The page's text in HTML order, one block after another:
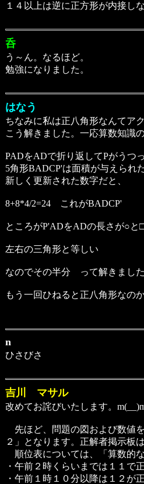
１４以上は逆に正方形が内接し
呑
う～ん。なるほど。
勉強になりました。
はなう
ちなみに私は正八角形なんてア
こう解きました。一応算数知識
PADをADで折り返してPがうつ
5角形BADCP'は面積が与えられ
新しく更新された数字だと、
8+8*4/2=24 これがBADCP'
ところがP'ADをADの長さが○
左右の三角形と等しい
なのでその半分 って解きました
もう一回ひねると正八角形なの
n
ひさびさ
吉川 マサル
改めてお詫びいたします。
先ほど、問題の図および数値
２」となります。正解者掲示板
順位表については、「算数的
・午前２時くらいまでは１１で
・午前１時１０分以降は１２が